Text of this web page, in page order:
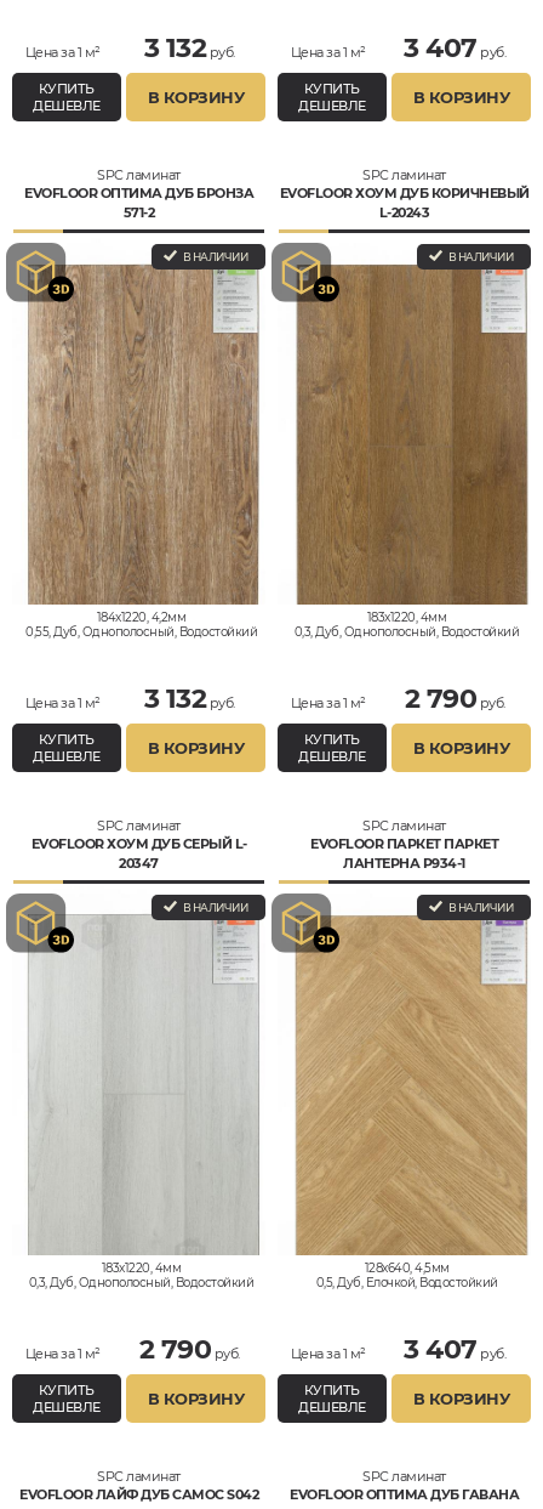
Цена за 1 м² 3 132руб.
КУПИТЬ
ДЕШЕВЛЕ
В КОРЗИНУ
Цена за 1 м² 3 407 руб.
КУПИТЬ
ДЕШЕВЛЕ
В КОРЗИНУ
SPC ламинат
EVOFLOOR ОПТИМА ДУБ БРОНЗА
571-2
В НАЛИЧИИ
184x1220, 4,2мм
0,55, Дуб, Однополосный, Водостойкий
Цена за 1 м² 3 132руб.
КУПИТЬ
ДЕШЕВЛЕ
В КОРЗИНУ
SPC ламинат
EVOFLOOR ХОУМ ДУБ КОРИЧНЕВЫЙ
L-20243
В НАЛИЧИИ
183x1220, 4мм
0,3, Дуб, Однополосный, Водостойкий
Цена за 1 м² 2 790 руб.
КУПИТЬ
ДЕШЕВЛЕ
В КОРЗИНУ
SPC ламинат
EVOFLOOR ХОУМ ДУБ СЕРЫЙ L-
20347
В НАЛИЧИИ
183x1220, 4мм
0,3, Дуб, Однополосный, Водостойкий
Цена за 1 м² 2 790 руб.
КУПИТЬ
ДЕШЕВЛЕ
В КОРЗИНУ
SPC ламинат
EVOFLOOR ПАРКЕТ ПАРКЕТ
ЛАНТЕРНА P934-1
В НАЛИЧИИ
128x640, 4,5мм
0,5, Дуб, Елочкой, Водостойкий
Цена за 1 м² 3 407 руб.
КУПИТЬ
ДЕШЕВЛЕ
В КОРЗИНУ
SPC ламинат
EVOFLOOR ЛАЙФ ДУБ САМОС S042
SPC ламинат
EVOFLOOR ОПТИМА ДУБ ГАВАНА